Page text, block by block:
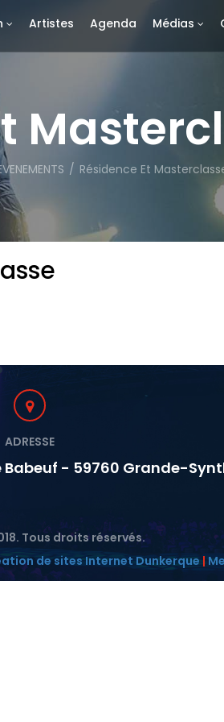
Artistes Agenda Médias
/ Résidence Et
ADRESSE
- 59760 Grande-
Tous droits réservés.
de sites Internet Dunkerque|